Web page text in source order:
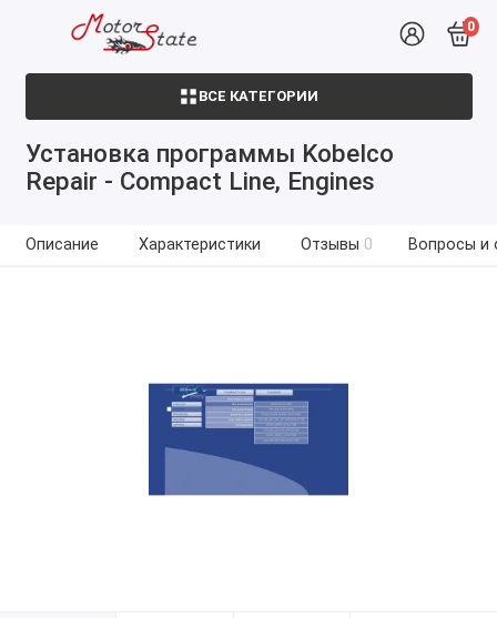
0
ВСЕ КАТЕГОРИИ
Установка программы Kobelco
Repair - Compact Line, Engines
Описание Характеристики Отзывы 0 Вопросы и